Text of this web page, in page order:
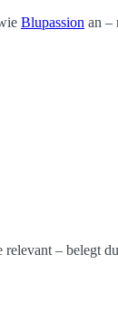
Blupassion an –
– belegt